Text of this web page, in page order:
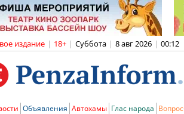
издание | 18+ | Суббота | 8 авг 2026 | 00:12
Объявления Автохамы Глас народа